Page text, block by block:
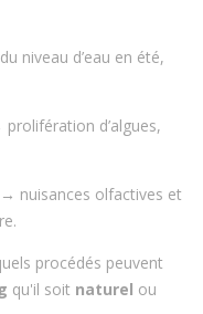
niveau d’eau en été,
prolifération d’algues,
→ nuisances olfactives et
procédés peuvent
qu'il soit naturel ou